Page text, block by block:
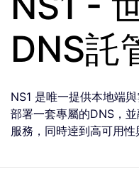
DNS託
NS1 是唯一提供本地端
部署一套專屬的DNS，
服務，同時逹到高可用